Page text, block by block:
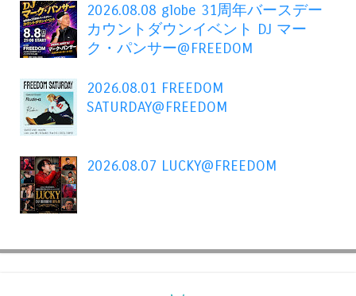
2026.08.08 globe 31周年バースデー
カウントダウンイベント DJ マー
ク・パンサー@FREEDOM
2026.08.01 FREEDOM
SATURDAY@FREEDOM
2026.08.07 LUCKY@FREEDOM